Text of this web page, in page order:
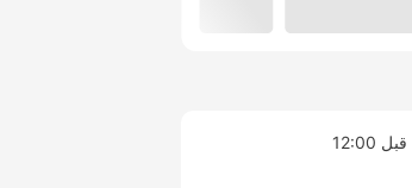
قبل 12:00